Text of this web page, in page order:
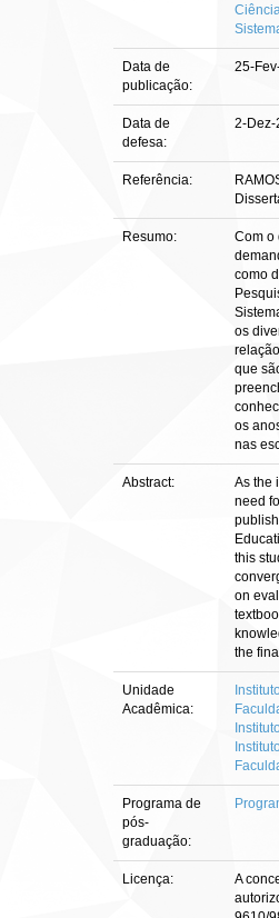
Data de
publicação:
25-
Data de
defesa:
2-Dez-
Referência:
Resumo:
Com o
como
os
que
os
nas
Abstract:
As the
need
this
on
the
Unidade
Acadêmica:
Programa de
pós-
graduação:
Licença:
A